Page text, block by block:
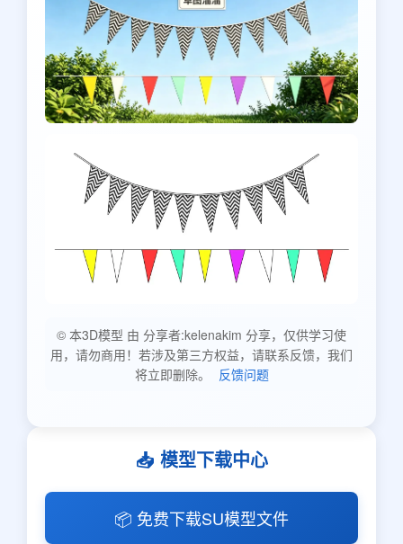
© 本3D模型 由 分享者:kelenakim 分享，仅供学习使
用，请勿商用！若涉及第三方权益，请联系反馈，我们
将立即删除。
反馈问题
📥 模型下载中心
📦 免费下载SU模型文件